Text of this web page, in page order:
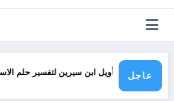
عاجل
– بالتفصيل
تعرف علي – ما هو تفسير حلم الغصه